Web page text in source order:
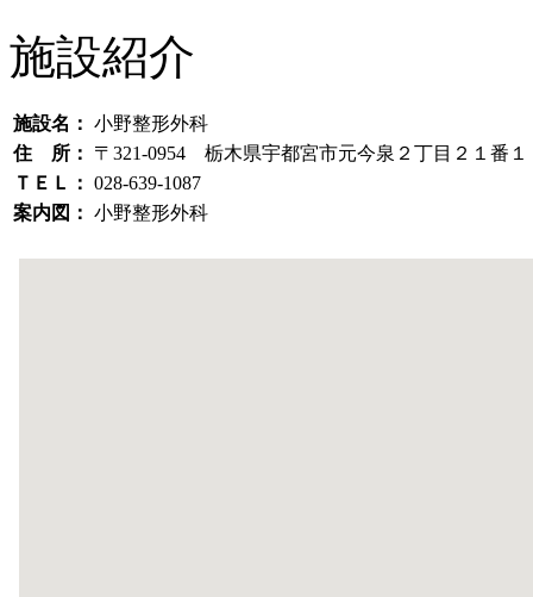
施設紹介
施設名： 小野整形外科
住 所：
〒321-0954 栃木県宇都宮市元今泉２丁目２１番１
ＴＥＬ： 028-639-1087
案内図： 小野整形外科